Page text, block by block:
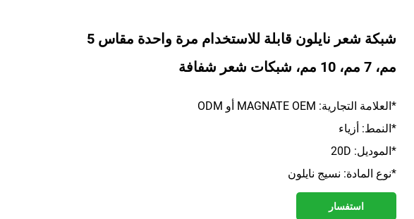
شبكة شعر نايلون قابلة للاستخدام مرة واحدة مقاس 5
مم، 7 مم، 10 مم، شبكات شعر شفافة
*العلامة التجارية: MAGNATE OEM أو ODM
*النمط: أزياء
*الموديل: 20D
*نوع المادة: نسيج نايلون
استفسار